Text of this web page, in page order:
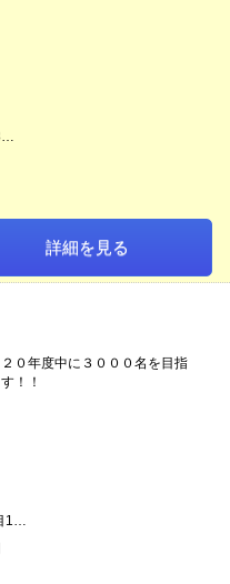
詳細を見る
２０年度中に３０００名を目指
！！
1…